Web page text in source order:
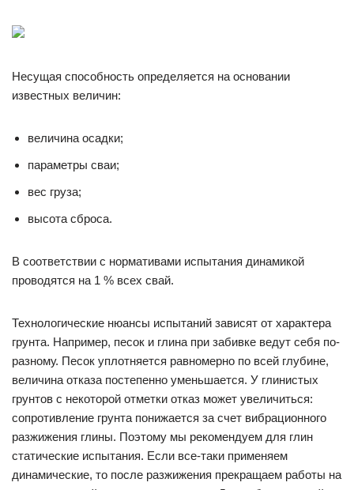
Несущая способность определяется на основании
известных величин:
величина осадки;
параметры сваи;
вес груза;
высота сброса.
В соответствии с нормативами испытания динамикой
проводятся на 1 % всех свай.
Технологические нюансы испытаний зависят от характера
грунта. Например, песок и глина при забивке ведут себя по-
разному. Песок уплотняется равномерно по всей глубине,
величина отказа постепенно уменьшается. У глинистых
грунтов с некоторой отметки отказ может увеличиться:
сопротивление грунта понижается за счет вибрационного
разжижения глины. Поэтому мы рекомендуем для глин
статические испытания. Если все-таки применяем
динамические, то после разжижения прекращаем работы на